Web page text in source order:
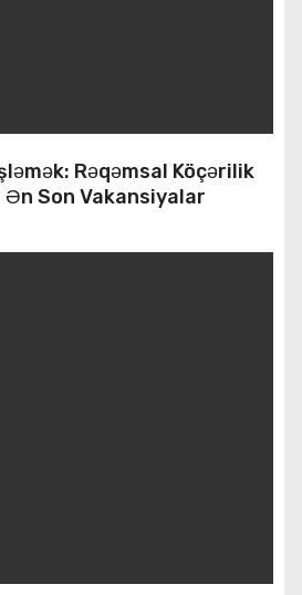
Rəqəmsal Köçərilik
Son Vakansiyalar